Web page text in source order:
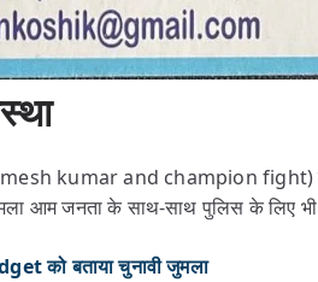
kumar and champion fight)
आम जनता के साथ-साथ पुलिस के लिए भी
को बताया चुनावी जुमला